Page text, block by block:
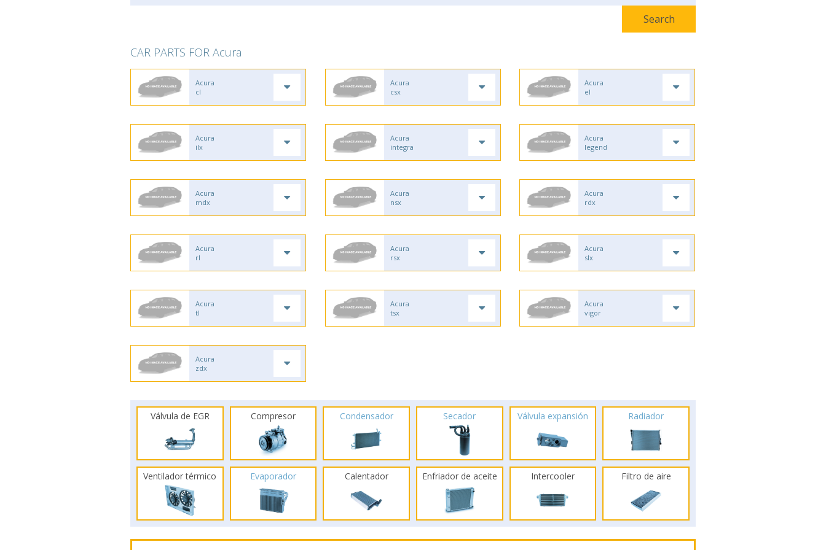
CAR PARTS FOR Acura
Acura
cl
Acura
csx
Acura
el
Acura
ilx
Acura
integra
Acura
legend
Acura
mdx
Acura
nsx
Acura
rdx
Acura
rl
Acura
rsx
Acura
slx
Acura
tl
Acura
tsx
Acura
vigor
Acura
zdx
Válvula de EGR Compresor Condensador Secador Válvula expansión Radiador
Ventilador térmico Evaporador Calentador Enfriador de aceite Intercooler Filtro de aire